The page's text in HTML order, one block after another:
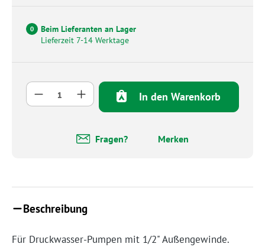
0
Beim Lieferanten an Lager
Lieferzeit 7-14 Werktage
Produkt Anzahl: Gib den gewünschten
In den Warenkorb
Fragen? Merken
Beschreibung
Für Druckwasser-Pumpen mit 1/2" Außengewinde.